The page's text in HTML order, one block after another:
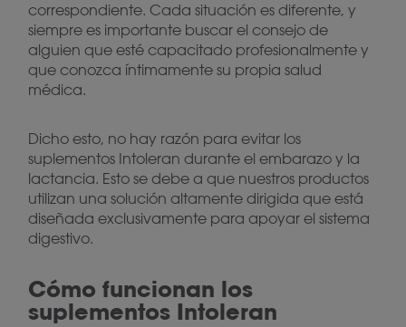
correspondiente. Cada situación es diferente, y
siempre es importante buscar el consejo de
alguien que esté capacitado profesionalmente y
que conozca íntimamente su propia salud
médica.
Dicho esto, no hay razón para evitar los
suplementos Intoleran durante el embarazo y la
lactancia. Esto se debe a que nuestros productos
utilizan una solución altamente dirigida que está
diseñada exclusivamente para apoyar el sistema
digestivo.
Cómo funcionan los
suplementos Intoleran